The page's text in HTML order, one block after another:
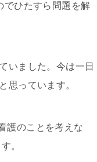
でひたすら問題を解
いました。今は一日
思っています。
護のことを考えな
。